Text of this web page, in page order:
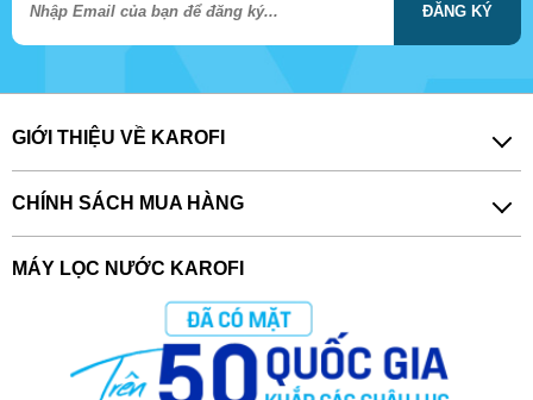
ĐĂNG KÝ
GIỚI THIỆU VỀ KAROFI
CHÍNH SÁCH MUA HÀNG
MÁY LỌC NƯỚC KAROFI